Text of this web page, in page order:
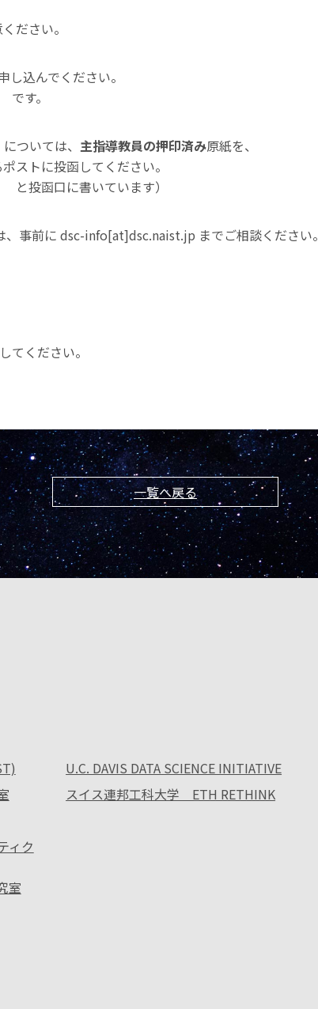
ださい。
込んでください。
す。
ついては、 主指導教員の押印済み原紙を、
ストに投函してください。
投函口に書いています）
事前に dsc-info[at]dsc.naist.jp までご相談ください。
ください。
一覧へ戻る
ィク
室
U.C. DAVIS DATA SCIENCE INITIATIVE
スイス連邦工科大学 ETH RETHINK